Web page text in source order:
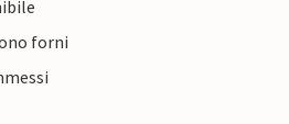
forni